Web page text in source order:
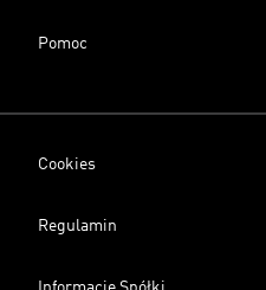
Pomoc
Cookies
Regulamin